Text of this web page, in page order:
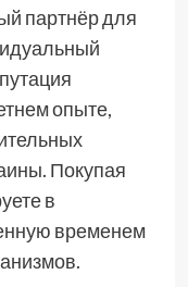
партнёр для
опыте,
Покупая
в
временем